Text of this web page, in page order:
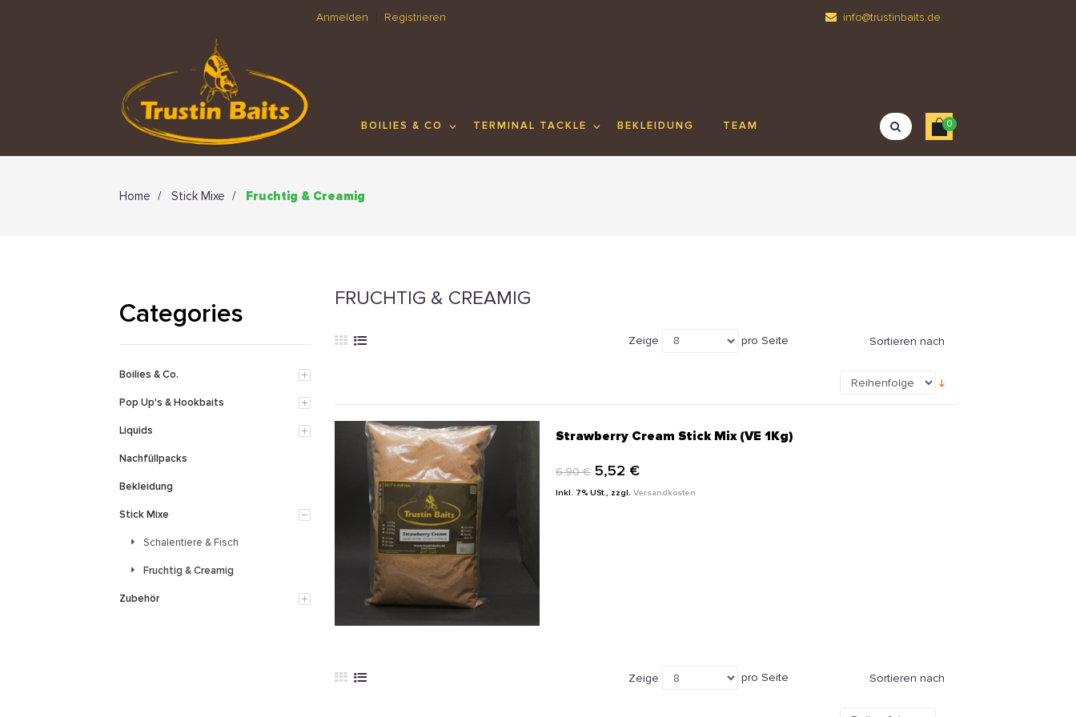
Anmelden Registrieren info@trustinbaits.de
BOILIES & CO TERMINAL TACKLE BEKLEIDUNG TEAM 0
Home Stick Mixe Fruchtig & Creamig
Categories
Boilies & Co.
Pop Up's & Hookbaits
Liquids
Nachfüllpacks
Bekleidung
Stick Mixe
Schalentiere & Fisch
Fruchtig & Creamig
Zubehör
FRUCHTIG & CREAMIG
Zeige pro Seite Sortieren nach
Strawberry Cream Stick Mix (VE 1Kg)
6,90 € 5,52 €
Inkl. 7% USt., zzgl.Versandkosten
Zeige pro Seite Sortieren nach